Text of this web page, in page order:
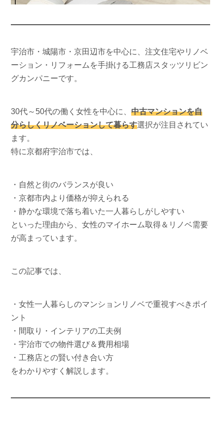
宇治市・城陽市・京田辺市を中心に、注文住宅やリノベ
ーション・リフォームを手掛ける工務店スタッツリビン
グカンパニーです。
30代～50代の働く女性を中心に、中古マンションを自
分らしくリノベーションして暮らす選択が注目されてい
ます。
特に京都府宇治市では、
・自然と街のバランスが良い
・京都市内より価格が抑えられる
・静かな環境で落ち着いた一人暮らしがしやすい
といった理由から、女性のマイホーム取得＆リノベ需要
が高まっています。
この記事では、
・女性一人暮らしのマンションリノベで重視すべきポイ
ント
・間取り・インテリアの工夫例
・宇治市での物件選び＆費用相場
・工務店との賢い付き合い方
をわかりやすく解説します。